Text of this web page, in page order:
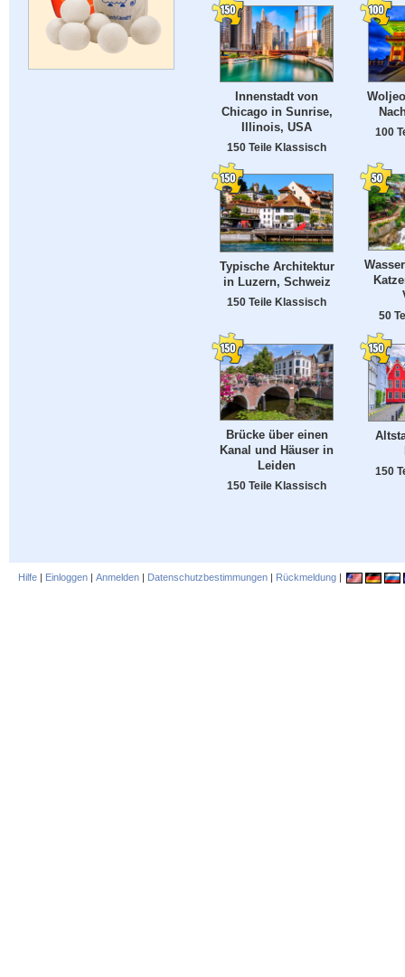
Innenstadt von
Chicago in Sunrise,
Illinois, USA
150 Teile Klassisch
100
Typische Architektur
in Luzern, Schweiz
150 Teile Klassisch
50
Brücke über einen
Kanal und Häuser in
Leiden
150 Teile Klassisch
150
Hilfe | Einloggen | Anmelden | Datenschutzbestimmungen | Rückmeldung |